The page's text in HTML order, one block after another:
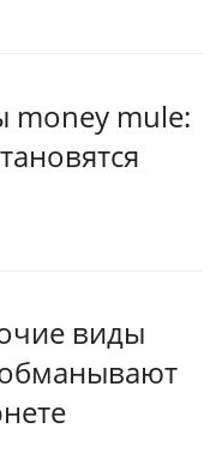
money mule:
виды